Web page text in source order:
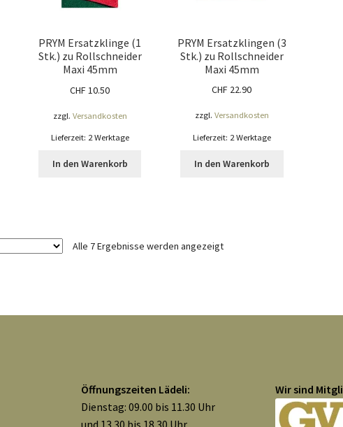
PRYM Ersatzklinge (1
Stk.) zu Rollschneider
Maxi 45mm
CHF 10.50
zzgl. Versandkosten
Lieferzeit: 2 Werktage
In den Warenkorb
PRYM Ersatzklingen (3
Stk.) zu Rollschneider
Maxi 45mm
CHF 22.90
zzgl. Versandkosten
Lieferzeit: 2 Werktage
In den Warenkorb
Alle 7 Ergebnisse werden angezeigt
Öffnungszeiten Lädeli:
Dienstag: 09.00 bis 11.30 Uhr
und 13.30 bis 18.30 Uhr
Wir sind